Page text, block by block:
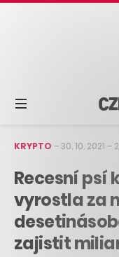
KRYPTO –30. 10. 2021 –
Recesní psí
vyrostla za
zajistit